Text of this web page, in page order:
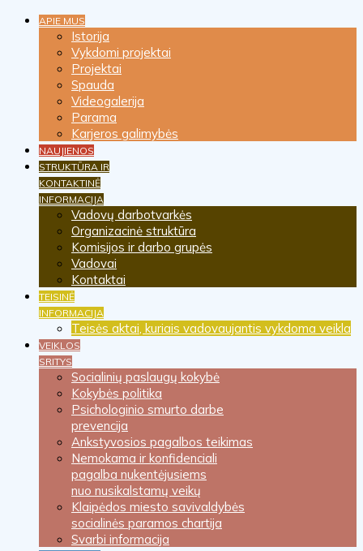
APIE MUS
Istorija
Vykdomi projektai
Projektai
Spauda
Videogalerija
Parama
Karjeros galimybės
NAUJIENOS
STRUKTŪRA IR
KONTAKTINĖ
INFORMACIJA
Vadovų darbotvarkės
Organizacinė struktūra
Komisijos ir darbo grupės
Vadovai
Kontaktai
TEISINĖ
INFORMACIJA
Teisės aktai, kuriais vadovaujantis vykdoma veikla
VEIKLOS
SRITYS
Socialinių paslaugų kokybė
Kokybės politika
Psichologinio smurto darbe
prevencija
Ankstyvosios pagalbos teikimas
Nemokama ir konfidenciali
pagalba nukentėjusiems
nuo nusikalstamų veikų
Klaipėdos miesto savivaldybės
socialinės paramos chartija
Svarbi informacija